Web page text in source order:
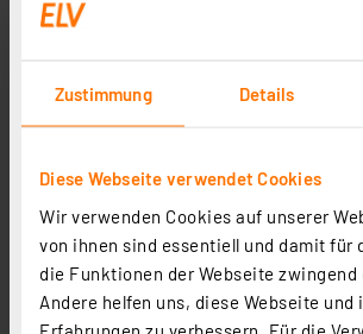
Zustimmung Details
Diese Webseite verwendet Cookies
Wir verwenden Cookies auf unserer
von ihnen sind essentiell und damit für
die Funktionen der Webseite zwingend
Andere helfen uns, diese Webseite und
Erfahrungen zu verbessern. Für die